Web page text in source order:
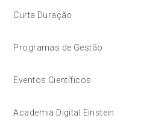
Curta Duração
Programas de Gestão
Eventos Científicos
Academia Digital Einstein